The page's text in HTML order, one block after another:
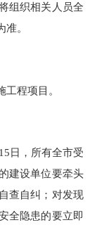
组织相关人员全
。
程项目。
日，所有全市受
建设单位要牵头
查自纠 ； 对发现
全隐患的要立即